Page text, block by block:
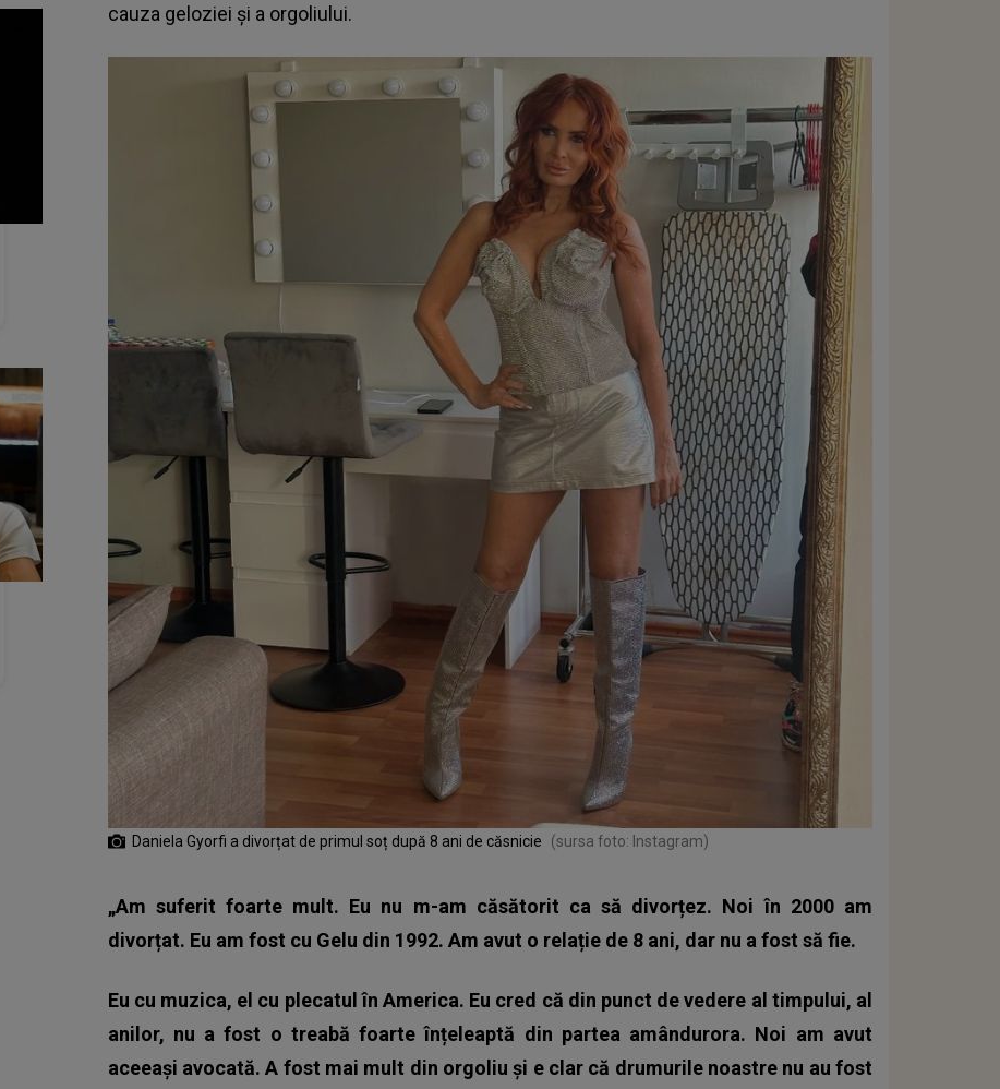
cauza geloziei și a orgoliului.
Daniela Gyorfi a divorțat de primul soț după 8 ani de căsnicie (sursa foto: Instagram)
„Am suferit foarte mult. Eu nu m-am căsătorit ca să divorțez. Noi în 2000 am
divorțat. Eu am fost cu Gelu din 1992. Am avut o relație de 8 ani, dar nu a fost să fie.
Eu cu muzica, el cu plecatul în America. Eu cred că din punct de vedere al timpului, al
anilor, nu a fost o treabă foarte înțeleaptă din partea amândurora. Noi am avut
aceeași avocată. A fost mai mult din orgoliu și e clar că drumurile noastre nu au fost